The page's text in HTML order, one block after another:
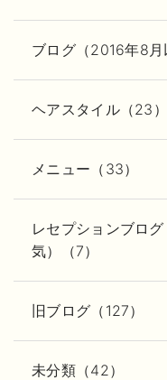
ブログ（2016年8月
ヘアスタイル（23）
メニュー（33）
レセプションブロ
気）（7）
旧ブログ（127）
未分類（42）